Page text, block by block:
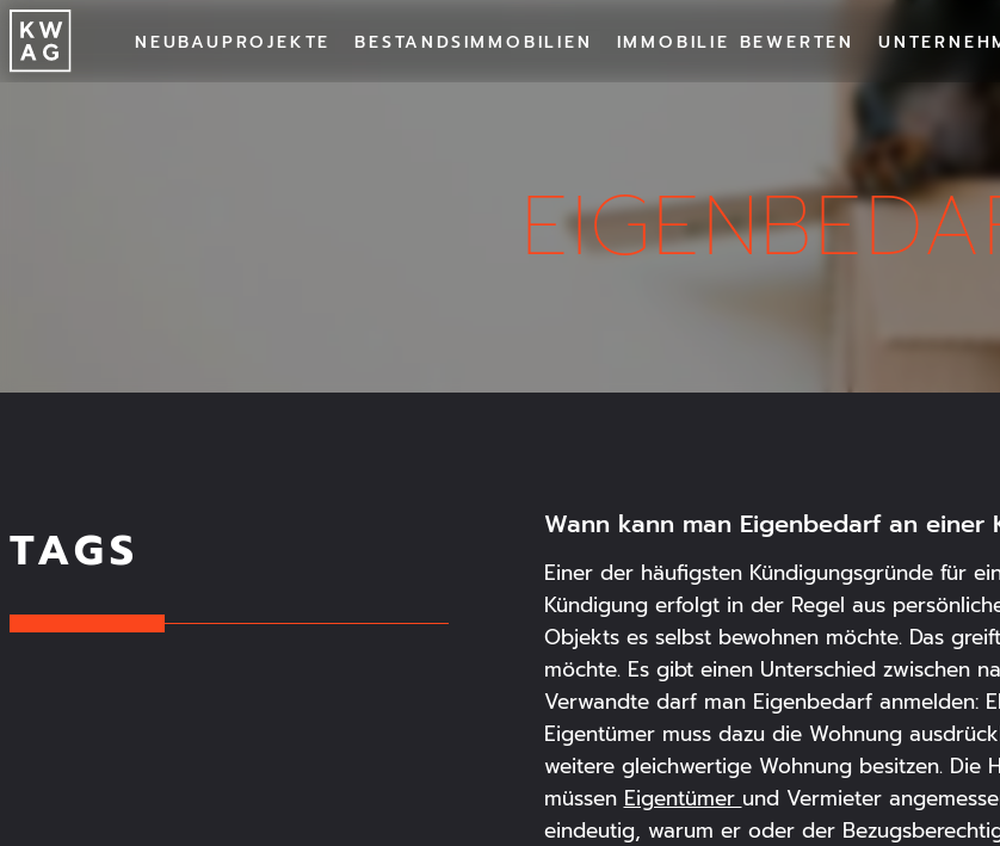
NEUBAUPROJEKTE BESTANDSIMMOBILIEN IMMOBILIE BEWERTEN
TAGS Wann kann man Eigenbedarf an einer
Einer der häufigsten Kündigungsgründe für
Kündigung erfolgt in der Regel aus
Objekts es selbst bewohnen möchte. Das
möchte. Es gibt einen Unterschied zwischen
Verwandte darf man Eigenbedarf anmelden:
Eigentümer muss dazu die Wohnung
weitere gleichwertige Wohnung besitzen. Die
müssen Eigentümer und Vermieter
eindeutig, warum er oder der